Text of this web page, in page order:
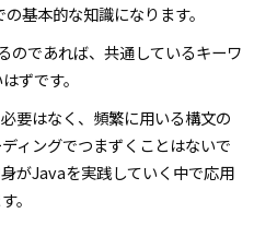
基本的な知識になります。
のであれば、共通しているキーワ
ずです。
要はなく、頻繁に用いる構文の
ィングでつまずくことはないで
がJavaを実践していく中で応用
。